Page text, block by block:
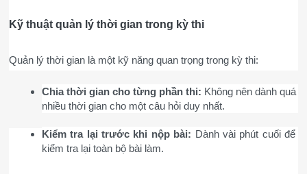
Kỹ thuật quản lý thời gian trong kỳ thi
Quản lý thời gian là một kỹ năng quan trọng trong kỳ thi:
Chia thời gian cho từng phần thi: Không nên dành quá
nhiều thời gian cho một câu hỏi duy nhất.
Kiểm tra lại trước khi nộp bài: Dành vài phút cuối để
kiểm tra lại toàn bộ bài làm.